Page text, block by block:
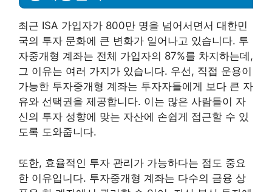
최근 ISA 가입자가 800만 명을 넘어서면서 대한민
국의 투자 문화에 큰 변화가 일어나고 있습니다. 투
자중개형 계좌는 전체 가입자의 87%를 차지하는데,
그 이유는 여러 가지가 있습니다. 우선, 직접 운용이
가능한 투자중개형 계좌는 투자자들에게 보다 큰 자
유와 선택권을 제공합니다. 이는 많은 사람들이 자
신의 투자 성향에 맞는 자산에 손쉽게 접근할 수 있
도록 도와줍니다.
또한, 효율적인 투자 관리가 가능하다는 점도 중요
한 이유입니다. 투자중개형 계좌는 다수의 금융 상